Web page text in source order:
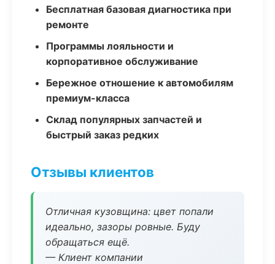
Бесплатная базовая диагностика при
ремонте
Программы лояльности и
корпоративное обслуживание
Бережное отношение к автомобилям
премиум-класса
Склад популярных запчастей и
быстрый заказ редких
Отзывы клиентов
Отличная кузовщина: цвет попали
идеально, зазоры ровные. Буду
обращаться ещё.
— Клиент компании